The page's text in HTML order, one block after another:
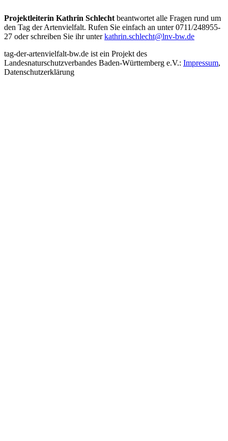
Projektleiterin Kathrin Schlecht beantwortet alle Fragen rund um
den Tag der Artenvielfalt. Rufen Sie einfach an unter 0711/248955-
27 oder schreiben Sie ihr unterkathrin.schlecht@lnv-bw.de
tag-der-artenvielfalt-bw.de ist ein Projekt des
Landesnaturschutzverbandes Baden-Württemberg e.V.: Impressum,
Datenschutzerklärung